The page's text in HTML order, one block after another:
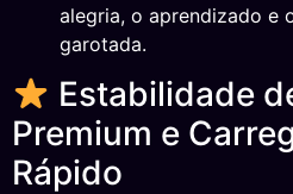
alegria, o aprendizado e
garotada.
Estabilidade
Premium e
Rápido